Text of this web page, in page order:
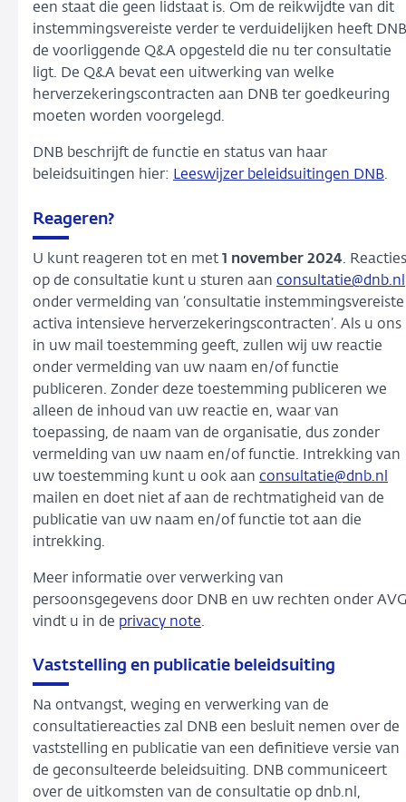
een staat die geen lidstaat is. Om de reikwijdte van dit
instemmingsvereiste verder te verduidelijken heeft DNB
de voorliggende Q&A opgesteld die nu ter consultatie
ligt. De Q&A bevat een uitwerking van welke
herverzekeringscontracten aan DNB ter goedkeuring
moeten worden voorgelegd.
DNB beschrijft de functie en status van haar
beleidsuitingen hier: Leeswijzer beleidsuitingen DNB.
Reageren?
U kunt reageren tot en met 1 november 2024. Reacties
op de consultatie kunt u sturen aan consultatie@dnb.nl
onder vermelding van ‘consultatie instemmingsvereiste
activa intensieve herverzekeringscontracten’. Als u ons
in uw mail toestemming geeft, zullen wij uw reactie
onder vermelding van uw naam en/of functie
publiceren. Zonder deze toestemming publiceren we
alleen de inhoud van uw reactie en, waar van
toepassing, de naam van de organisatie, dus zonder
vermelding van uw naam en/of functie. Intrekking van
uw toestemming kunt u ook aan consultatie@dnb.nl
mailen en doet niet af aan de rechtmatigheid van de
publicatie van uw naam en/of functie tot aan die
intrekking.
Meer informatie over verwerking van
persoonsgegevens door DNB en uw rechten onder AVG
vindt u in de privacy note.
Vaststelling en publicatie beleidsuiting
Na ontvangst, weging en verwerking van de
consultatiereacties zal DNB een besluit nemen over de
vaststelling en publicatie van een definitieve versie van
de geconsulteerde beleidsuiting. DNB communiceert
over de uitkomsten van de consultatie op dnb.nl,